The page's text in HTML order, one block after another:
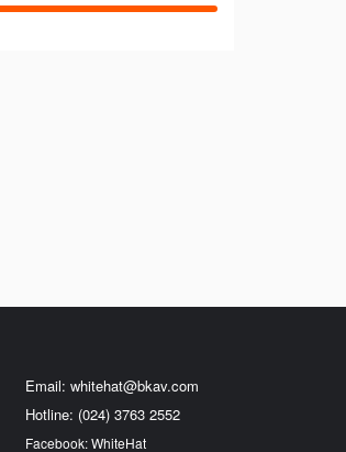
Email: whitehat@bkav.com
Hotline: (024) 3763 2552
Facebook: WhiteHat